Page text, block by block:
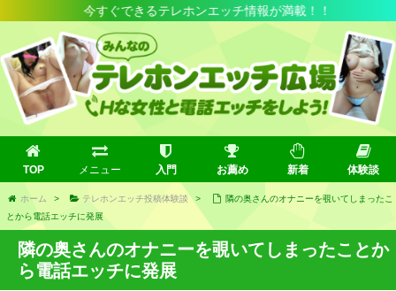
今すぐできるテレホンエッチ情報が満載！！
TOP メニュー 入門 お薦め 新着 体験談
ホーム > テレホンエッチ投稿体験談 >
隣の奥さんのオナニーを覗いてしまったこ
とから電話エッチに発展
隣の奥さんのオナニーを覗いてしまったことか
ら電話エッチに発展